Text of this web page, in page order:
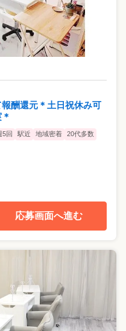
酬還元＊土日祝休み可
5回 駅近 地域密着 20代多数
応募画面へ進む